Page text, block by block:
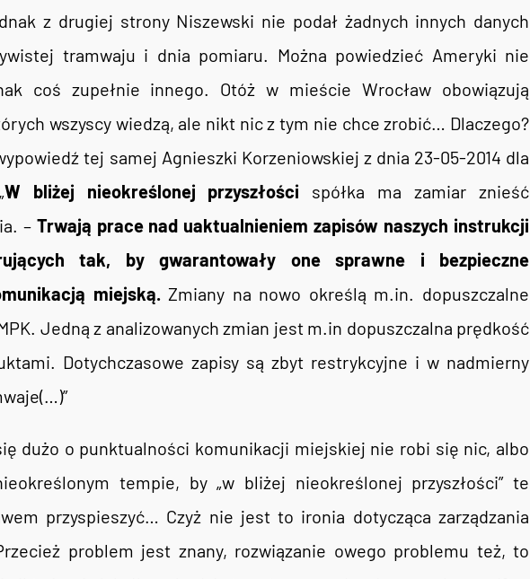
z drugiej strony Niszewski nie podał żadnych innych danych
tramwaju i dnia pomiaru. Można powiedzieć Ameryki nie
coś zupełnie innego. Otóż w mieście Wrocław obowiązują
wszyscy wiedzą, ale nikt nic z tym nie chce zrobić… Dlaczego?
tej samej Agnieszki Korzeniowskiej z dnia 23-05-2014 dla
W bliżej nieokreślonej przyszłości spółka ma zamiar znieść
– Trwają prace nad uaktualnieniem zapisów naszych instrukcji
tak, by gwarantowały one sprawne i bezpieczne
miejską.Zmiany na nowo określą m.in. dopuszczalne
Jedną z analizowanych zmian jest m.in dopuszczalna prędkość
Dotychczasowe zapisy są zbyt restrykcyjne i w nadmierny
dużo o punktualności komunikacji miejskiej nie robi się nic, albo
tempie, by „w bliżej nieokreślonej przyszłości” te
przyspieszyć… Czyż nie jest to ironia dotycząca zarządzania
problem jest znany, rozwiązanie owego problemu też, to